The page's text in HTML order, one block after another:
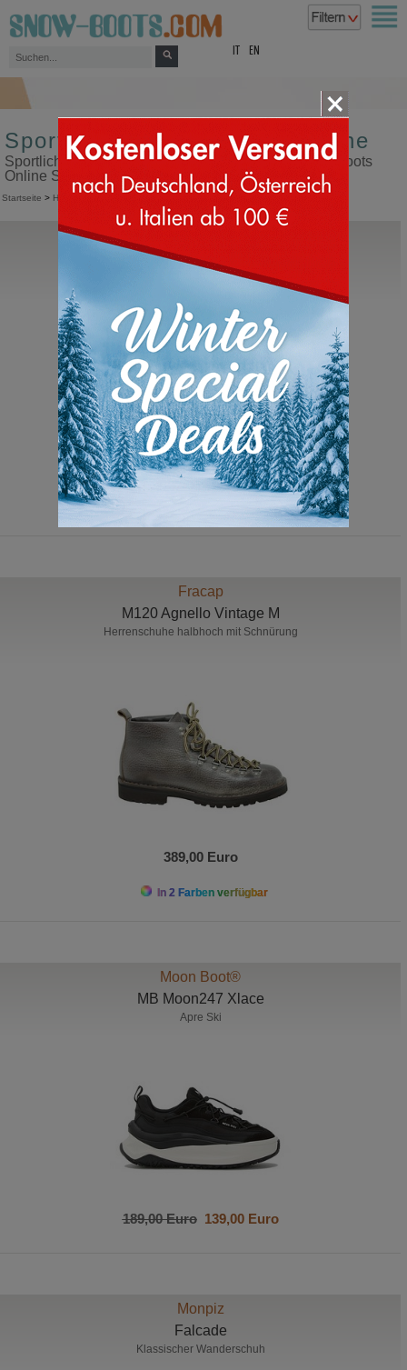
EN
Sportliche Herren Schnürschuhe
Sportliche Herren Schnürschuhe in unserem Snow Boots
Online Shop kaufen
Startseite > Herren Mit Schnürung
Groste
Leder Schneeschuhe
Fracap
M120 Agnello Vintage M
Herrenschuhe halbhoch mit Schnürung
389,00 Euro
In 2 Farben verfügbar
Moon Boot®
MB Moon247 Xlace
Apre Ski
189,00 Euro139,00 Euro
Monpiz
Falcade
Klassischer Wanderschuh